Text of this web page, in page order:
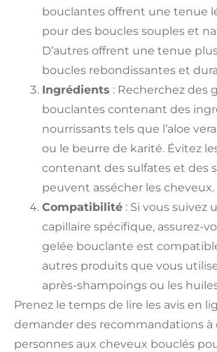
bouclantes offrent une tenue
pour des boucles souples et
D’autres offrent une tenue
boucles rebondissantes et
Ingrédients : Recherchez des
bouclantes contenant des
nourrissants tels que l’aloe
ou le beurre de karité. Évitez
contenant des sulfates et des
peuvent assécher les cheveux.
Compatibilité : Si vous suivez
capillaire spécifique, assurez-
gelée bouclante est
autres produits que vous
après-shampoings ou les
Prenez le temps de lire les avis en
demander des recommandations à
personnes aux cheveux bouclés